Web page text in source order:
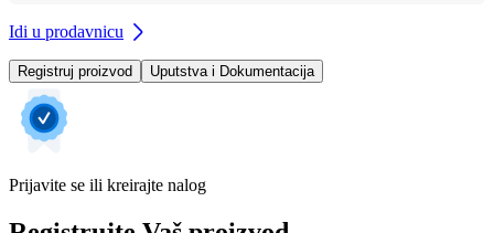
Idi u prodavnicu
Registruj proizvod Uputstva i Dokumentacija
Prijavite se ili kreirajte nalog